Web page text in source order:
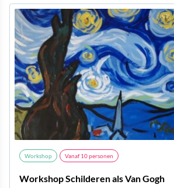
Workshop Vanaf10personen
Workshop Schilderen als Van Gogh